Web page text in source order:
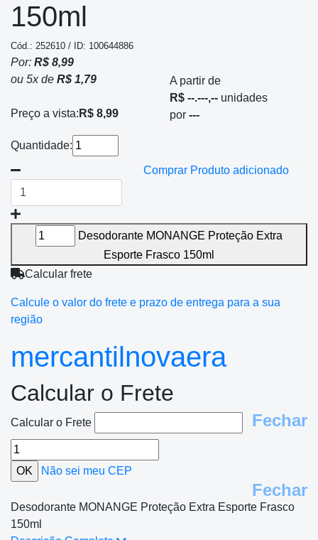
150ml
Cód.: 252610 / ID: 100644886
Por: R$ 8,99
ou 5xde R$ 1,79
Preço a vista: R$ 8,99
A partir de
R$ --.---,-- unidades
por ---
Quantidade:
Comprar Produto adicionado
Desodorante MONANGE Proteção Extra
Esporte Frasco 150ml
Calcular frete
Calcule o valor do frete e prazo de entrega para a sua
região
mercantilnovaera
Calcular o Frete
Fechar
Calcular o Frete
Não sei meu CEP
Fechar
Desodorante MONANGE Proteção Extra Esporte Frasco
150ml